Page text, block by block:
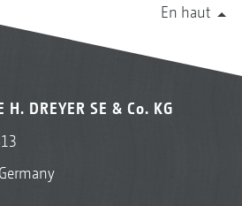
En haut
DREYER SE & Co. KG